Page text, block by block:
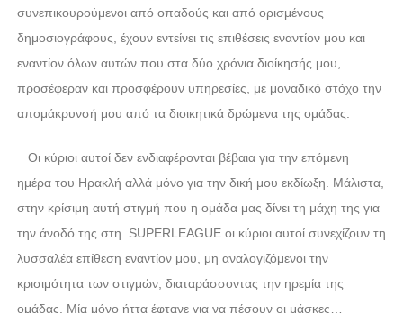
συνεπικουρούμενοι από οπαδούς και από ορισμένους
δημοσιογράφους, έχουν εντείνει τις επιθέσεις εναντίον μου και
εναντίον όλων αυτών που στα δύο χρόνια διοίκησής μου,
προσέφεραν και προσφέρουν υπηρεσίες, με μοναδικό στόχο την
απομάκρυνσή μου από τα διοικητικά δρώμενα της ομάδας.
Οι κύριοι αυτοί δεν ενδιαφέρονται βέβαια για την επόμενη
ημέρα του Ηρακλή αλλά μόνο για την δική μου εκδίωξη. Μάλιστα,
στην κρίσιμη αυτή στιγμή που η ομάδα μας δίνει τη μάχη της για
την άνοδό της στη SUPERLEAGUE οι κύριοι αυτοί συνεχίζουν τη
λυσσαλέα επίθεση εναντίον μου, μη αναλογιζόμενοι την
κρισιμότητα των στιγμών, διαταράσσοντας την ηρεμία της
ομάδας. Μία μόνο ήττα έφτανε για να πέσουν οι μάσκες…